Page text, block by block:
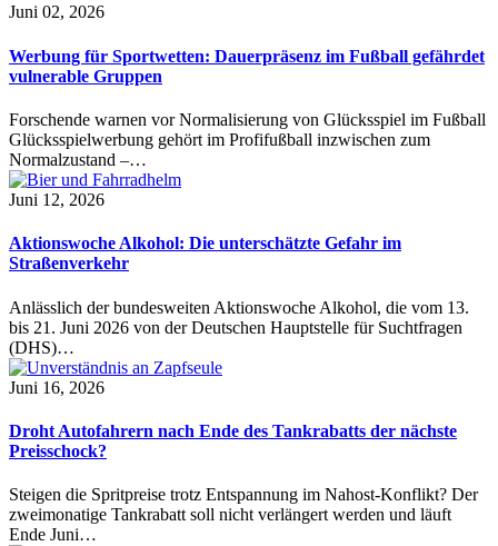
Juni 02, 2026
Werbung für Sportwetten: Dauerpräsenz im Fußball gefährdet
vulnerable Gruppen
Forschende warnen vor Normalisierung von Glücksspiel im Fußball
Glücksspielwerbung gehört im Profifußball inzwischen zum
Normalzustand –…
Juni 12, 2026
Aktionswoche Alkohol: Die unterschätzte Gefahr im
Straßenverkehr
Anlässlich der bundesweiten Aktionswoche Alkohol, die vom 13.
bis 21. Juni 2026 von der Deutschen Hauptstelle für Suchtfragen
(DHS)…
Juni 16, 2026
Droht Autofahrern nach Ende des Tankrabatts der nächste
Preisschock?
Steigen die Spritpreise trotz Entspannung im Nahost-Konflikt? Der
zweimonatige Tankrabatt soll nicht verlängert werden und läuft
Ende Juni…